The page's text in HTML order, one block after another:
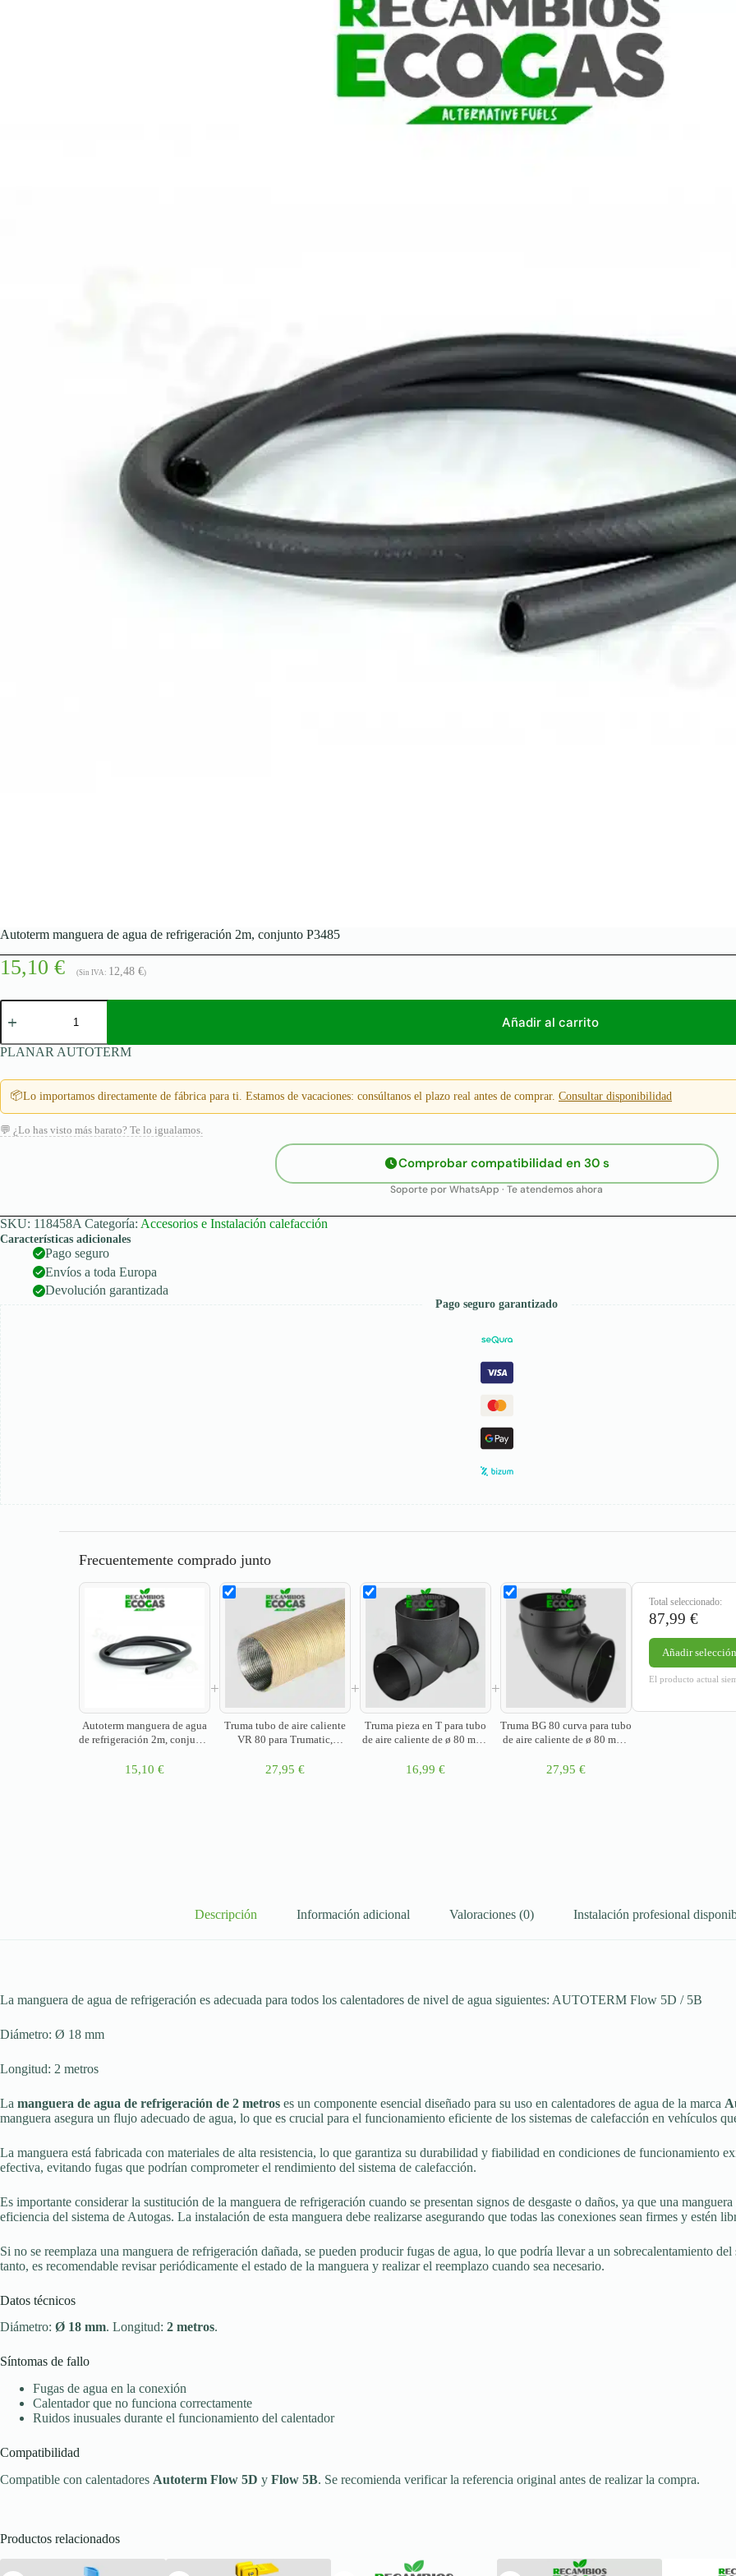
Autoterm manguera de agua de refrigeración 2m, conjunto P3485
15,10 € (Sin IVA: 12,48 €)
Autoterm
manguera
agua
2m,
conjunto
P3485
cantidad
Añadir al carrito
PLANAR AUTOTERM
📦Lo importamos directamente de fábrica para ti. Estamos de vacaciones: consúltanos el plazo real antes de comprar. Consultar disponibilidad
💬 ¿Lo has visto más barato? Te lo igualamos.
Comprobar compatibilidad en 30 s
Soporte por WhatsApp · Te atendemos ahora
SKU: 118458A Categoría: Accesorios e Instalación calefacción
Características adicionales
Pago seguro
Envíos a toda Europa
Devolución garantizada
Pago seguro garantizado
Frecuentemente comprado junto
Autoterm manguera de agua
de refrigeración 2m, conjunto
15,10 €
+
Truma tubo de aire caliente
VR 80 para Trumatic,
1 metro
27,95 €
+
Truma pieza en T para tubo
de aire caliente de ø 80 mm -
ø 65/72 mm
16,99 €
+
Truma BG 80 curva para tubo
de aire caliente de ø 80 mm -
ø 65/72 mm
27,95 €
Total seleccionado:
87,99 €
Añadir
El producto actual
Descripción Información adicional Valoraciones (0) Instalación profesional
La manguera de agua de refrigeración es adecuada para todos los calentadores de nivel de agua siguientes: AUTOTERM Flow 5D / 5B
Diámetro: Ø 18 mm
Longitud: 2 metros
La manguera de agua de refrigeración de 2 metros es un componente esencial diseñado para su uso en calentadores de agua de la marca
manguera asegura un flujo adecuado de agua, lo que es crucial para el funcionamiento eficiente de los sistemas de calefacción en vehículos
La manguera está fabricada con materiales de alta resistencia, lo que garantiza su durabilidad y fiabilidad en condiciones de funcionamiento
efectiva, evitando fugas que podrían comprometer el rendimiento del sistema de calefacción.
Es importante considerar la sustitución de la manguera de refrigeración cuando se presentan signos de desgaste o daños, ya que una
eficiencia del sistema de Autogas. La instalación de esta manguera debe realizarse asegurando que todas las conexiones sean firmes y estén
Si no se reemplaza una manguera de refrigeración dañada, se pueden producir fugas de agua, lo que podría llevar a un sobrecalentamiento
tanto, es recomendable revisar periódicamente el estado de la manguera y realizar el reemplazo cuando sea necesario.
Datos técnicos
Diámetro: Ø 18 mm. Longitud: 2 metros.
Síntomas de fallo
Fugas de agua en la conexión
Calentador que no funciona correctamente
Ruidos inusuales durante el funcionamiento del calentador
Compatibilidad
Compatible con calentadores Autoterm Flow 5D y Flow 5B. Se recomienda verificar la referencia original antes de realizar la compra.
Productos relacionados